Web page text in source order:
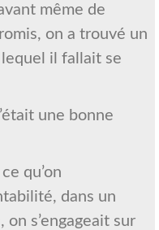
même de
on a trouvé un
il fallait se
une bonne
qu’on
dans un
s’engageait sur